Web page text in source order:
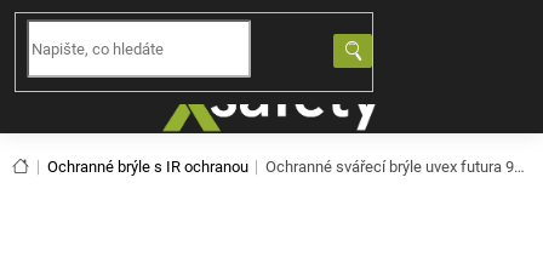
Přejít
obsah
Domů
Ochranné brýle s IR ochranou Ochranné svářecí brýle uvex futura 9180144